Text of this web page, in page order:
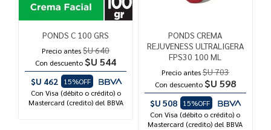
PONDS C 100 GRS
Precio antes$U 640
Con descuento $U 544
$U 462
15%OFF
Con Visa (débito o crédito) o
Mastercard (credito) del BBVA
PONDS CREMA
REJUVENESS ULTRALIGERA
FPS30 100 ML
Precio antes$U 703
Con descuento $U 598
$U 508
15%OFF
Con Visa (débito o crédito) o
Mastercard (credito) del BBVA